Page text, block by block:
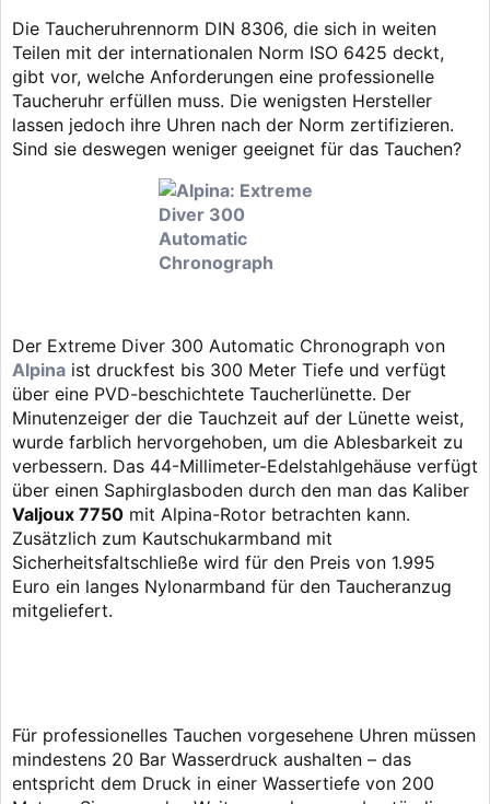
Die Taucheruhrennorm DIN 8306, die sich in weiten
Teilen mit der internationalen Norm ISO 6425 deckt,
gibt vor, welche Anforderungen eine professionelle
Taucheruhr erfüllen muss. Die wenigsten Hersteller
lassen jedoch ihre Uhren nach der Norm zertifizieren.
Sind sie deswegen weniger geeignet für das Tauchen?
Der Extreme Diver 300 Automatic Chronograph von
Alpina ist druckfest bis 300 Meter Tiefe und verfügt
über eine PVD-beschichtete Taucherlünette. Der
Minutenzeiger der die Tauchzeit auf der Lünette weist,
wurde farblich hervorgehoben, um die Ablesbarkeit zu
verbessern. Das 44-Millimeter-Edelstahlgehäuse verfügt
über einen Saphirglasboden durch den man das Kaliber
Valjoux 7750 mit Alpina-Rotor betrachten kann.
Zusätzlich zum Kautschukarmband mit
Sicherheitsfaltschließe wird für den Preis von 1.995
Euro ein langes Nylonarmband für den Taucheranzug
mitgeliefert.
Für professionelles Tauchen vorgesehene Uhren müssen
mindestens 20 Bar Wasserdruck aushalten – das
entspricht dem Druck in einer Wassertiefe von 200